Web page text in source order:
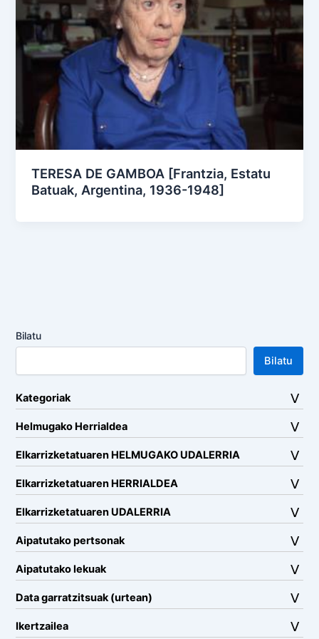
TERESA DE GAMBOA [Frantzia, Estatu
Batuak, Argentina, 1936-1948]
Bilatu
Bilatu
Kategoriak
Helmugako Herrialdea
Elkarrizketatuaren HELMUGAKO UDALERRIA
Elkarrizketatuaren HERRIALDEA
Elkarrizketatuaren UDALERRIA
Aipatutako pertsonak
Aipatutako lekuak
Data garratzitsuak (urtean)
Ikertzailea